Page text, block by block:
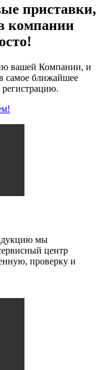
приставки,
компании
вашей Компании, и
самое ближайшее
мы
центр
проверку и